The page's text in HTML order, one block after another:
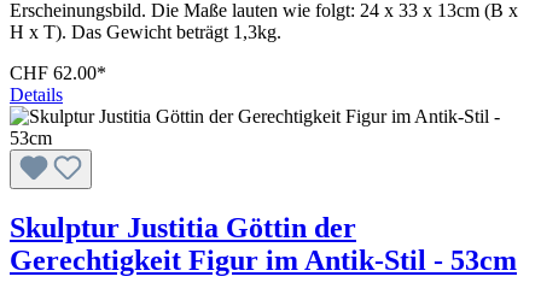
Erscheinungsbild. Die Maße lauten wie folgt: 24 x 33 x 13cm (B x
H x T). Das Gewicht beträgt 1,3kg.
CHF 62.00*
Details
Skulptur Justitia Göttin der
Gerechtigkeit Figur im Antik-Stil - 53cm